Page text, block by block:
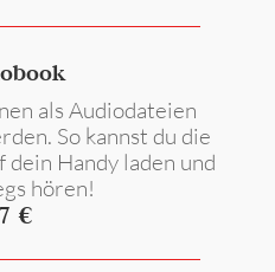
als Audiodateien
So kannst du die
dein Handy laden und
hören!
€